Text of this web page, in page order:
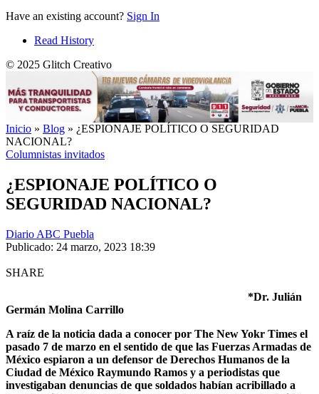
Have an existing account? Sign In
Read History
© 2025 Glitch Creativo
Inicio » Blog » ¿ESPIONAJE POLÍTICO O SEGURIDAD
NACIONAL?
Columnistas invitados
¿ESPIONAJE POLÍTICO O
SEGURIDAD NACIONAL?
Diario ABC Puebla
Publicado: 24 marzo, 2023 18:39
SHARE
*Dr. Julián
Germán Molina Carrillo
A raíz de la noticia dada a conocer por The New Yokr Times el
pasado 7 de marzo en el sentido de que las Fuerzas Armadas de
México espiaron a un defensor de Derechos Humanos de la
Ciudad de México Raymundo Ramos y a periodistas que
investigaban denuncias de que soldados habían acribillado a